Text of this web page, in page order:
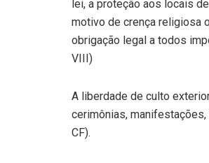
lei, a proteção aos locais
motivo de crença religiosa
obrigação legal a todos
VIII)
A liberdade de culto
cerimônias, manifestações,
CF).